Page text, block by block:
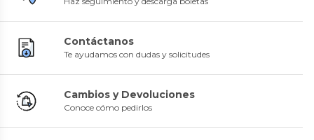
Contáctanos
Te ayudamos con dudas y solicitudes
Cambios y Devoluciones
Conoce cómo pedirlos